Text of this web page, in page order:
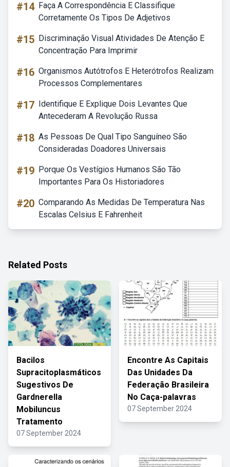
#14 Faça A Correspondência E Classifique
Corretamente Os Tipos De Adjetivos
#15 Discriminação Visual Atividades De Atenção E
Concentração Para Imprimir
#16 Organismos Autótrofos E Heterótrofos Realizam
Processos Complementares
#17 Identifique E Explique Dois Levantes Que
Antecederam A Revolução Russa
#18 As Pessoas De Qual Tipo Sanguíneo São
Consideradas Doadores Universais
#19 Porque Os Vestígios Humanos São Tão
Importantes Para Os Historiadores
#20 Comparando As Medidas De Temperatura Nas
Escalas Celsius E Fahrenheit
Related Posts
Bacilos
Supracitoplasmáticos
Sugestivos De
Gardnerella
Mobiluncus
Tratamento
07 September 2024
Encontre As Capitais
Das Unidades Da
Federação Brasileira
No Caça-palavras
07 September 2024